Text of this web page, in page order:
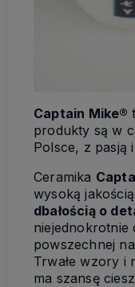
Captain Mike®
produkty są w
Polsce, z pasją
Ceramika
wysoką
dbałością o
powszechnej
Trwałe wzory i
ma szansę